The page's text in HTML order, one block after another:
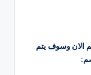
الان وسوف يتم